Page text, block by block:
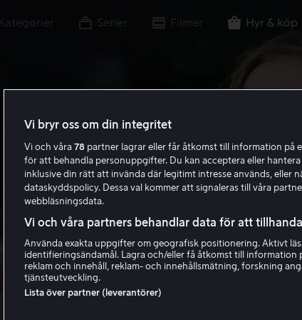
Kategorier Serier Filmer Hyr & köp
Vi bryr oss om din integritet
Vi och våra 78 partner lagrar eller får åtkomst till information på
för att behandla personuppgifter. Du kan acceptera eller hantera
inklusive din rätt att invända där legitimt intresse används, eller
dataskyddspolicy. Dessa val kommer att signaleras till våra
webbläsningsdata.
Vi och våra partners behandlar data för att
Använda exakta uppgifter om geografisk positionering. Aktivt
identifieringsändamål. Lagra och/eller få åtkomst till information
reklam och innehåll, reklam- och innehållsmätning, forskning
tjänsteutveckling.
Lista över partner (leverantörer)